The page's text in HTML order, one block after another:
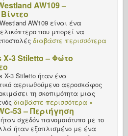
AW109 –
AW109 είναι ένα
που μπορεί να
διαβάστε περισσότερα
X-3 Stiletto – Φώτο
X-3 Stiletto ήταν ένα
αεριωθούμενο αεροσκάφος
τη σκοπιμότητα μιας
διαβάστε περισσότερα »
53 – Περιήγηση
σχεδόν πανομοιότυπο με το
ήταν εξοπλισμένο με ένα